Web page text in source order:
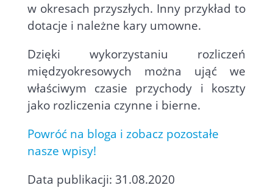
w okresach przyszłych. Inny przykład to
dotacje i należne kary umowne.
Dzięki wykorzystaniu rozliczeń
międzyokresowych można ująć we
właściwym czasie przychody i koszty
jako rozliczenia czynne i bierne.
Powróć na bloga i zobacz pozostałe
nasze wpisy!
Data publikacji: 31.08.2020